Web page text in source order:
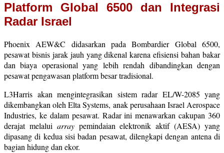
Platform Global 6500 dan Integrasi
Radar Israel
Phoenix AEW&C didasarkan pada Bombardier Global 6500,
pesawat bisnis jarak jauh yang dikenal karena efisiensi bahan bakar
dan biaya operasional yang lebih rendah dibandingkan dengan
pesawat pengawasan platform besar tradisional.
L3Harris akan mengintegrasikan sistem radar EL/W-2085 yang
dikembangkan oleh Elta Systems, anak perusahaan Israel Aerospace
Industries, ke dalam pesawat. Radar ini menawarkan cakupan 360
derajat melalui arraypemindaian elektronik aktif (AESA) yang
dipasang di kedua sisi badan pesawat, dilengkapi dengan antena di
bagian hidung dan ekor.